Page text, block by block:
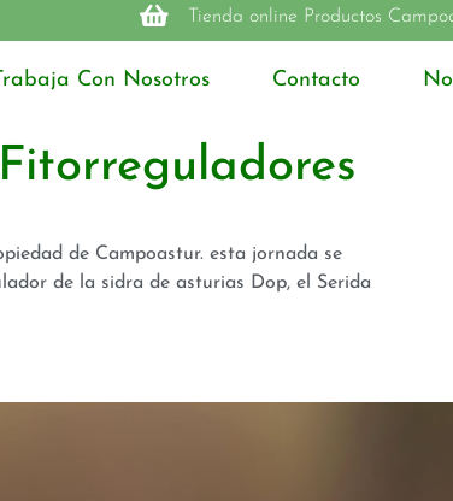
Tienda online Productos
Con Nosotros Contacto
de Campoastur. esta jornada se
de la sidra de asturias Dop, el Serida